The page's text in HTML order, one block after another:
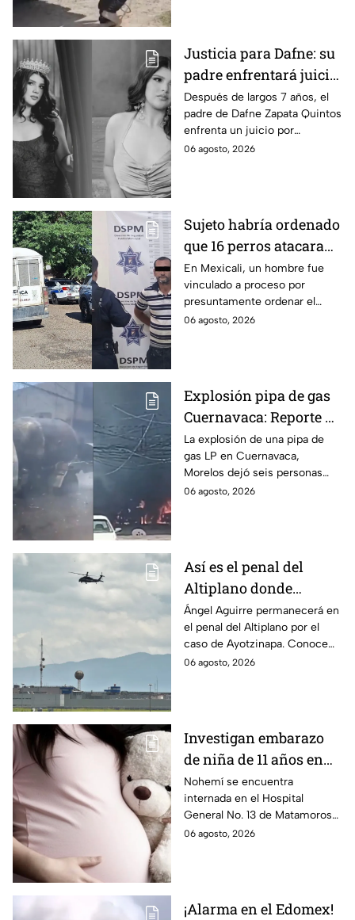
Justicia para Dafne: su
padre enfrentará juicio
por presunto abuso
cometido en 2019 en
Tamaulipas
Después de largos 7 años, el
padre de Dafne Zapata Quintos
enfrenta un juicio por
presuntamente abusar de la
06 agosto, 2026
Sujeto habría ordenado
que 16 perros atacaran
a su hermana con
discapacidad en
Mexicali, BC
En Mexicali, un hombre fue
vinculado a proceso por
presuntamente ordenar el
ataque de 16 perros contra su
06 agosto, 2026
Explosión pipa de gas
Cuernavaca: Reporte de
víctimas tras estallido
en Morelos
La explosión de una pipa de
gas LP en Cuernavaca,
Morelos dejó seis personas
hospitalizadas. IMSS informó
06 agosto, 2026
Así es el penal del
Altiplano donde
permanecerá Ángel
Aguirre por caso
Ayotzinapa
Ángel Aguirre permanecerá en
el penal del Altiplano por el
caso de Ayotzinapa. Conoce
dónde está, cómo es esta
06 agosto, 2026
Investigan embarazo
de niña de 11 años en
Matamoros,
Tamaulipas; ¿qué pasó
con Nohemí?
Nohemí se encuentra
internada en el Hospital
General No. 13 de Matamoros
tras complicaciones por un
06 agosto, 2026
¡Alarma en el Edomex!